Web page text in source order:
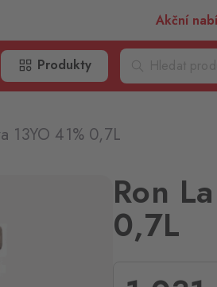
Akční
Produkty
13YO 41% 0,7L
Ron
0,7L